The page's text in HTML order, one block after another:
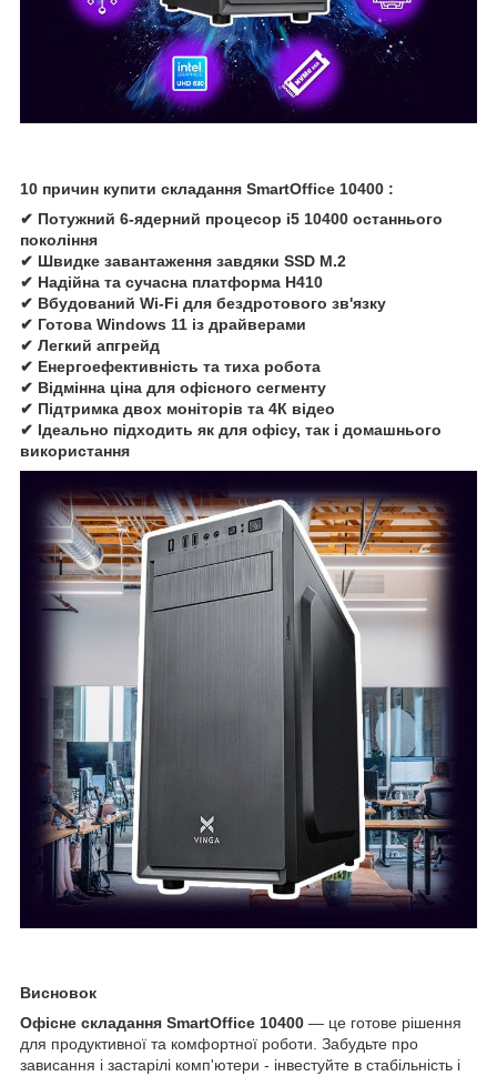
10 причин купити складання SmartOffice 10400 :
✔ Потужний 6-ядерний процесор i5 10400 останнього
покоління
✔ Швидке завантаження завдяки SSD M.2
✔ Надійна та сучасна платформа H410
✔ Вбудований Wi-Fi для бездротового зв'язку
✔ Готова Windows 11 із драйверами
✔ Легкий апгрейд
✔ Енергоефективність та тиха робота
✔ Відмінна ціна для офісного сегменту
✔ Підтримка двох моніторів та 4К відео
✔ Ідеально підходить як для офісу, так і домашнього
використання
Висновок
Офісне складання SmartOffice 10400 — це готове рішення
для продуктивної та комфортної роботи. Забудьте про
зависання і застарілі комп'ютери - інвестуйте в стабільність і